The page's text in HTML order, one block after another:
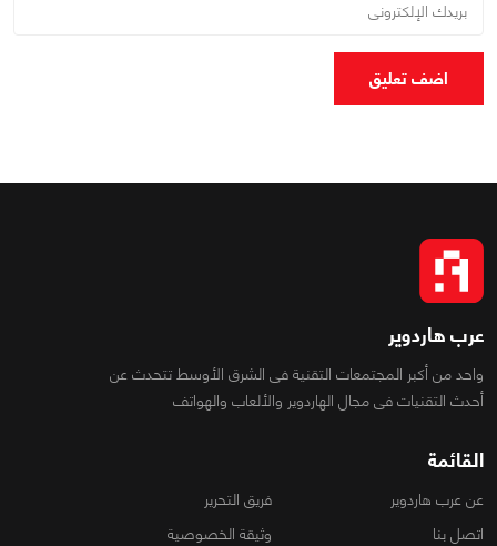
اضف تعليق
عرب هاردوير
واحد من أكبر المجتمعات التقنية فى الشرق الأوسط تتحدث عن
أحدث التقنيات فى مجال الهاردوير والألعاب والهواتف
القائمة
عن عرب هاردوير
فريق التحرير
اتصل بنا
وثيقة الخصوصية